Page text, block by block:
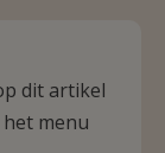
dit artikel
menu